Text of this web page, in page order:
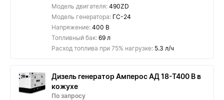
Модель двигателя: 490ZD
Модель генератора: ГС-24
Напряжение: 400 В
Топливный бак: 69 л
Расход топлива при 75% нагрузке: 5.3 л/ч
Дизель генератор Амперос АД 18-Т400 B в
кожухе
По запросу